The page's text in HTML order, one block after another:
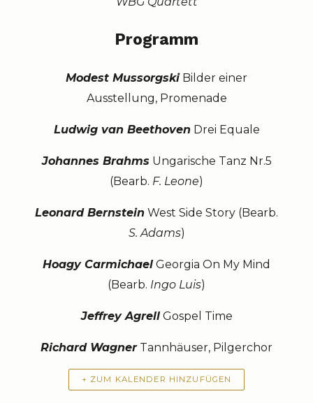
Programm
Modest MussorgskiBilder einer
Ausstellung, Promenade
Ludwig van Beethoven Drei Equale
Johannes Brahms Ungarische Tanz Nr.5
(Bearb. F. Leone)
Leonard Bernstein West Side Story (Bearb.
S. Adams)
Hoagy Carmichael Georgia On My Mind
(Bearb. Ingo Luis)
Jeffrey AgrellGospel Time
Richard WagnerTannhäuser, Pilgerchor
+ ZUM KALENDER HINZUFÜGEN